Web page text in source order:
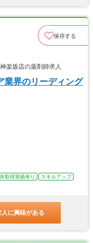
保存する
楽坂店の薬剤師求人
業界のリーディング
取得実績有り
スキルアップ
人に興味がある